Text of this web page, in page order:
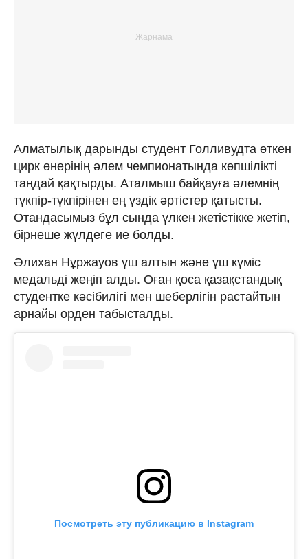
Алматылық дарынды студент Голливудта өткен
цирк өнерінің әлем чемпионатында көпшілікті
таңдай қақтырды. Аталмыш байқауға әлемнің
түкпір-түкпірінен ең үздік әртістер қатысты.
Отандасымыз бұл сында үлкен жетістікке жетіп,
бірнеше жүлдеге ие болды.
Әлихан Нұржауов үш алтын және үш күміс
медальді жеңіп алды. Оған қоса қазақстандық
студентке кәсібилігі мен шеберлігін растайтын
арнайы орден табысталды.
Посмотреть эту публикацию в Instagram